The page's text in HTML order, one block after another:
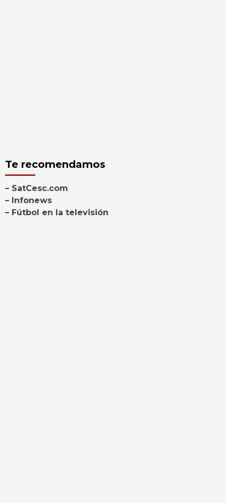
Te recomendamos
– SatCesc.com
– Infonews
– Fútbol en la televisión